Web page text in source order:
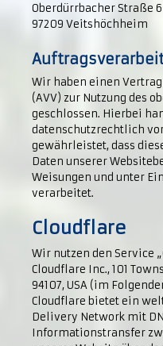
Oberdürrbacher Straße 6
97209 Veitshöchheim
Wir haben einen
(AVV) zur Nutzung des
geschlossen. Hierbei
datenschutzrechtlich
gewährleistet, dass
Daten unserer
Weisungen und unter
verarbeitet.
Cloudflare
Wir nutzen den Service
Cloudflare Inc., 101
94107, USA (im
Cloudflare bietet ein
Delivery Network mit
Informationstransfer